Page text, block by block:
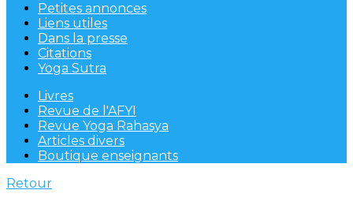
Petites annonces
Liens utiles
Dans la presse
Citations
Yoga Sutra
Livres
Revue de l'AFYI
Revue Yoga Rahasya
Articles divers
Boutique enseignants
Retour